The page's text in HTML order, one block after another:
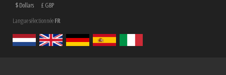
$ Dollars
£ GBP
Langue sélectionnéeFR